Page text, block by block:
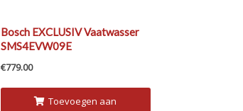
Bosch EXCLUSIV Vaatwasser
SMS4EVW09E
€779.00
Toevoegen aan